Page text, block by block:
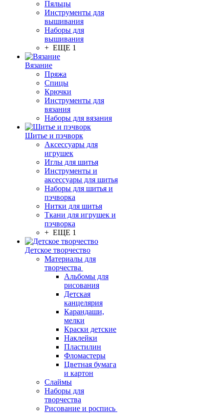
Пяльцы
Инструменты для
вышивания
Наборы для
вышивания
+ ЕЩЕ 1
Вязание
Пряжа
Спицы
Крючки
Инструменты для
вязания
Наборы для вязания
Шитье и пэчворк
Аксессуары для
игрушек
Иглы для шитья
Инструменты и
аксессуары для шитья
Наборы для шитья и
пэчворка
Нитки для шитья
Ткани для игрушек и
пэчворка
+ ЕЩЕ 1
Детское творчество
Материалы для
творчества
Альбомы для
рисования
Детская
канцелярия
Карандаши,
мелки
Краски детские
Наклейки
Пластилин
Фломастеры
Цветная бумага
и картон
Слаймы
Наборы для
творчества
Рисование и роспись